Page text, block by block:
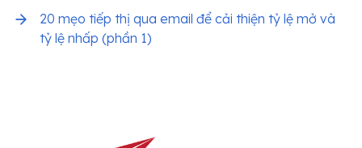
20 mẹo tiếp thị qua email để cải thiện tỷ lệ mở và
tỷ lệ nhấp (phần 1)